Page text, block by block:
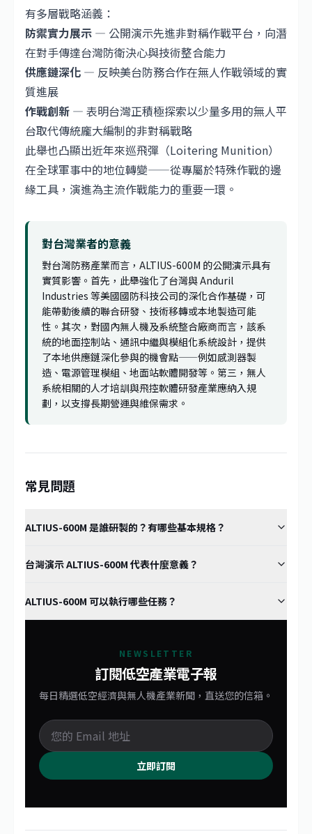
有多層戰略涵義：
防禦實力展示 — 公開演示先進非對稱作戰平台，向潛
在對手傳達台灣防衛決心與技術整合能力
供應鏈深化 — 反映美台防務合作在無人作戰領域的實
質進展
作戰創新 — 表明台灣正積極探索以少量多用的無人平
台取代傳統龐大編制的非對稱戰略
此舉也凸顯出近年來巡飛彈（Loitering Munition）
在全球軍事中的地位轉變——從專屬於特殊作戰的邊
緣工具，演進為主流作戰能力的重要一環。
對台灣業者的意義
對台灣防務產業而言，ALTIUS-600M 的公開演示具有
實質影響。首先，此舉強化了台灣與 Anduril
Industries 等美國國防科技公司的深化合作基礎，可
能帶動後續的聯合研發、技術移轉或本地製造可能
性。其次，對國內無人機及系統整合廠商而言，該系
統的地面控制站、通訊中繼與模組化系統設計，提供
了本地供應鏈深化參與的機會點——例如感測器製
造、電源管理模組、地面站軟體開發等。第三，無人
系統相關的人才培訓與飛控軟體研發產業應納入規
劃，以支撐長期營運與維保需求。
常見問題
ALTIUS-600M 是誰研製的？有哪些基本規格？
台灣演示 ALTIUS-600M 代表什麼意義？
ALTIUS-600M 可以執行哪些任務？
NEWSLETTER
訂閱低空產業電子報
每日精選低空經濟與無人機產業新聞，直送您的信箱。
立即訂閱